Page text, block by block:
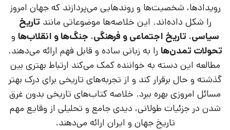
رویدادها، شخصیت‌ها و روندهایی می‌پردازند که جهان امروز
را شکل داده‌اند. این خلاصه‌ها موضوعاتی مانند تاریخ
سیاسی، تاریخ اجتماعی و فرهنگی، جنگ‌ها و انقلاب‌ها و
تحولات تمدن‌ها را به زبانی ساده و قابل فهم ارائه می‌دهند.
مطالعه این دسته به خواننده کمک می‌کند ارتباط بهتری بین
گذشته و حال برقرار کند و از تجربه‌های تاریخی برای درک بهتر
مسائل امروزی بهره ببرد. خلاصه کتاب‌های تاریخی بدون غرق
شدن در جزئیات طولانی، دیدی جامع و تحلیلی از وقایع مهم
تاریخ جهان و ایران ارائه می‌دهند.